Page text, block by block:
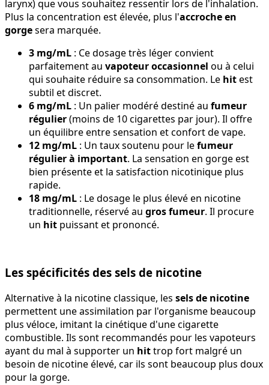
larynx) que vous souhaitez ressentir lors de l'inhalation.
Plus la concentration est élevée, plus l'accroche en
gorgesera marquée.
3 mg/mL : Ce dosage très léger convient
parfaitement au vapoteur occasionnel ou à celui
qui souhaite réduire sa consommation. Le hitest
subtil et discret.
6 mg/mL : Un palier modéré destiné au fumeur
régulier(moins de 10 cigarettes par jour). Il offre
un équilibre entre sensation et confort de vape.
12 mg/mL : Un taux soutenu pour lefumeur
régulier à important. La sensation en gorge est
bien présente et la satisfaction nicotinique plus
rapide.
18 mg/mL : Le dosage le plus élevé en nicotine
traditionnelle, réservé au gros fumeur. Il procure
un hit puissant et prononcé.
Les spécificités des sels de nicotine
Alternative à la nicotine classique, les sels de nicotine
permettent une assimilation par l'organisme beaucoup
plus véloce, imitant la cinétique d'une cigarette
combustible. Ils sont recommandés pour les vapoteurs
ayant du mal à supporter un hittrop fort malgré un
besoin de nicotine élevé, car ils sont beaucoup plus doux
pour la gorge.